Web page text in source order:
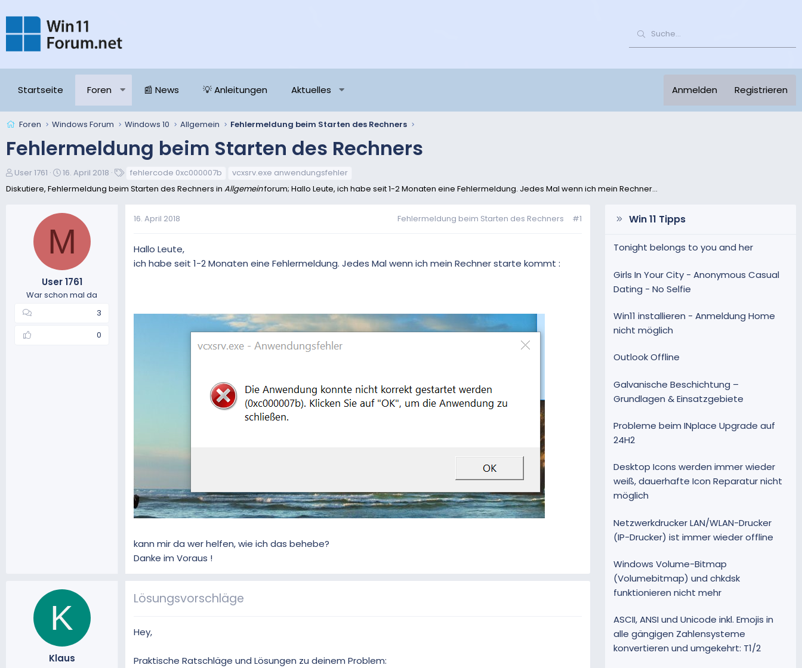
Startseite Foren 📰 News 💡 Anleitungen Aktuelles Anmelden Registrieren
Foren Windows Forum Windows 10 Allgemein Fehlermeldung beim Starten des Rechners
Fehlermeldung beim Starten des Rechners
E
s
User 1761
E
r
s
l
t
a
m
16. April 2018
h
fehlercode 0xc000007b
vcxsrv.exe anwendungsfehler
Diskutiere, Fehlermeldung beim Starten des Rechners in Allgemeinforum; Hallo Leute, ich habe seit 1-2 Monaten eine Fehlermeldung. Jedes Mal wenn ich mein Rechner...
M
User 1761
War schon mal da
3
0
16. April 2018 Fehlermeldung beim Starten des Rechners #1
Hallo Leute,
ich habe seit 1-2 Monaten eine Fehlermeldung. Jedes Mal wenn ich mein Rechner starte kommt :
kann mir da wer helfen, wie ich das behebe?
Danke im Voraus !
K
Klaus
Lösungsvorschläge
Hey,
Praktische Ratschläge und Lösungen zu deinem Problem:
Win 11 Tipps
Tonight belongs to you and her
Girls In Your City - Anonymous Casual
Dating - No Selfie
Win11 installieren - Anmeldung Home
nicht möglich
Outlook Offline
Galvanische Beschichtung –
Grundlagen & Einsatzgebiete
Probleme beim INplace Upgrade auf
24H2
Desktop Icons werden immer wieder
weiß, dauerhafte Icon Reparatur nicht
möglich
Netzwerkdrucker LAN/WLAN-Drucker
(IP-Drucker) ist immer wieder offline
Windows Volume-Bitmap
(Volumebitmap) und chkdsk
funktionieren nicht mehr
ASCII, ANSI und Unicode inkl. Emojis in
alle gängigen Zahlensysteme
konvertieren und umgekehrt: T1/2